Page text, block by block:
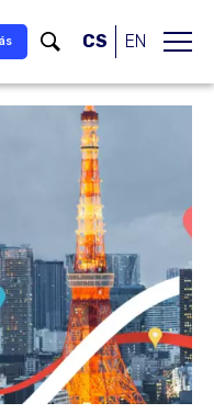
CS EN